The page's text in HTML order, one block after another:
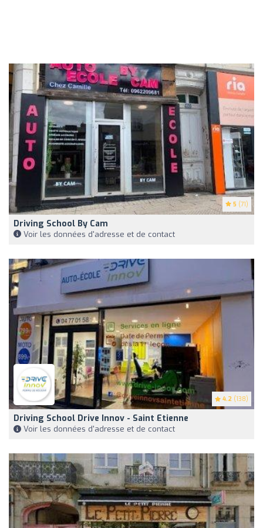
5 (71)
Driving School By Cam
Voir les données d'adresse et de contact
4.2 (138)
Driving School Drive Innov - Saint Etienne
Voir les données d'adresse et de contact